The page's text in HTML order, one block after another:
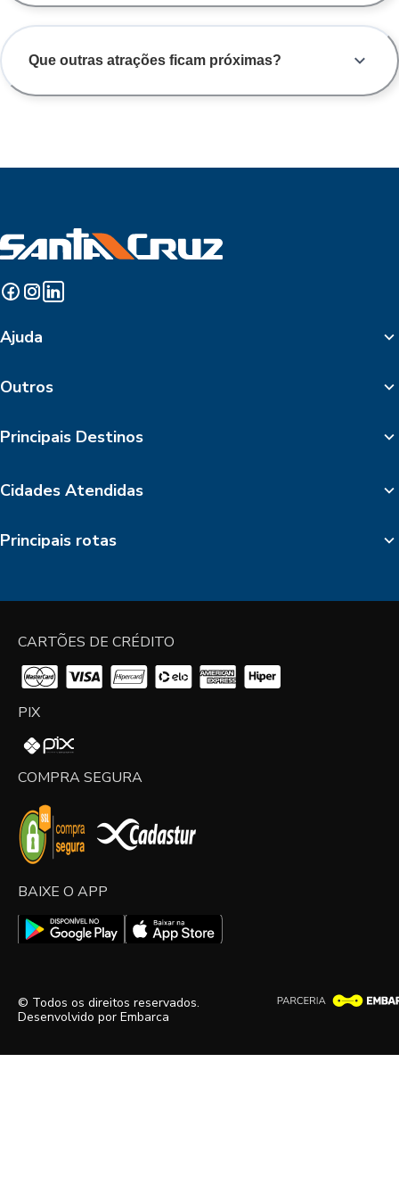
Que outras atrações ficam próximas?
Ajuda
Outros
Principais Destinos
Cidades Atendidas
Principais rotas
CARTÕES DE CRÉDITO
PIX
COMPRA SEGURA
BAIXE O APP
© Todos os direitos reservados.
Desenvolvido por Embarca